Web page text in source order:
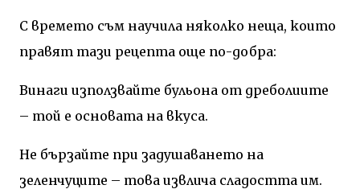
С времето съм научила няколко неща, които
правят тази рецепта още по-добра:
Винаги използвайте бульона от дреболиите
– той е основата на вкуса.
Не бързайте при задушаването на
зеленчуците – това извлича сладостта им.